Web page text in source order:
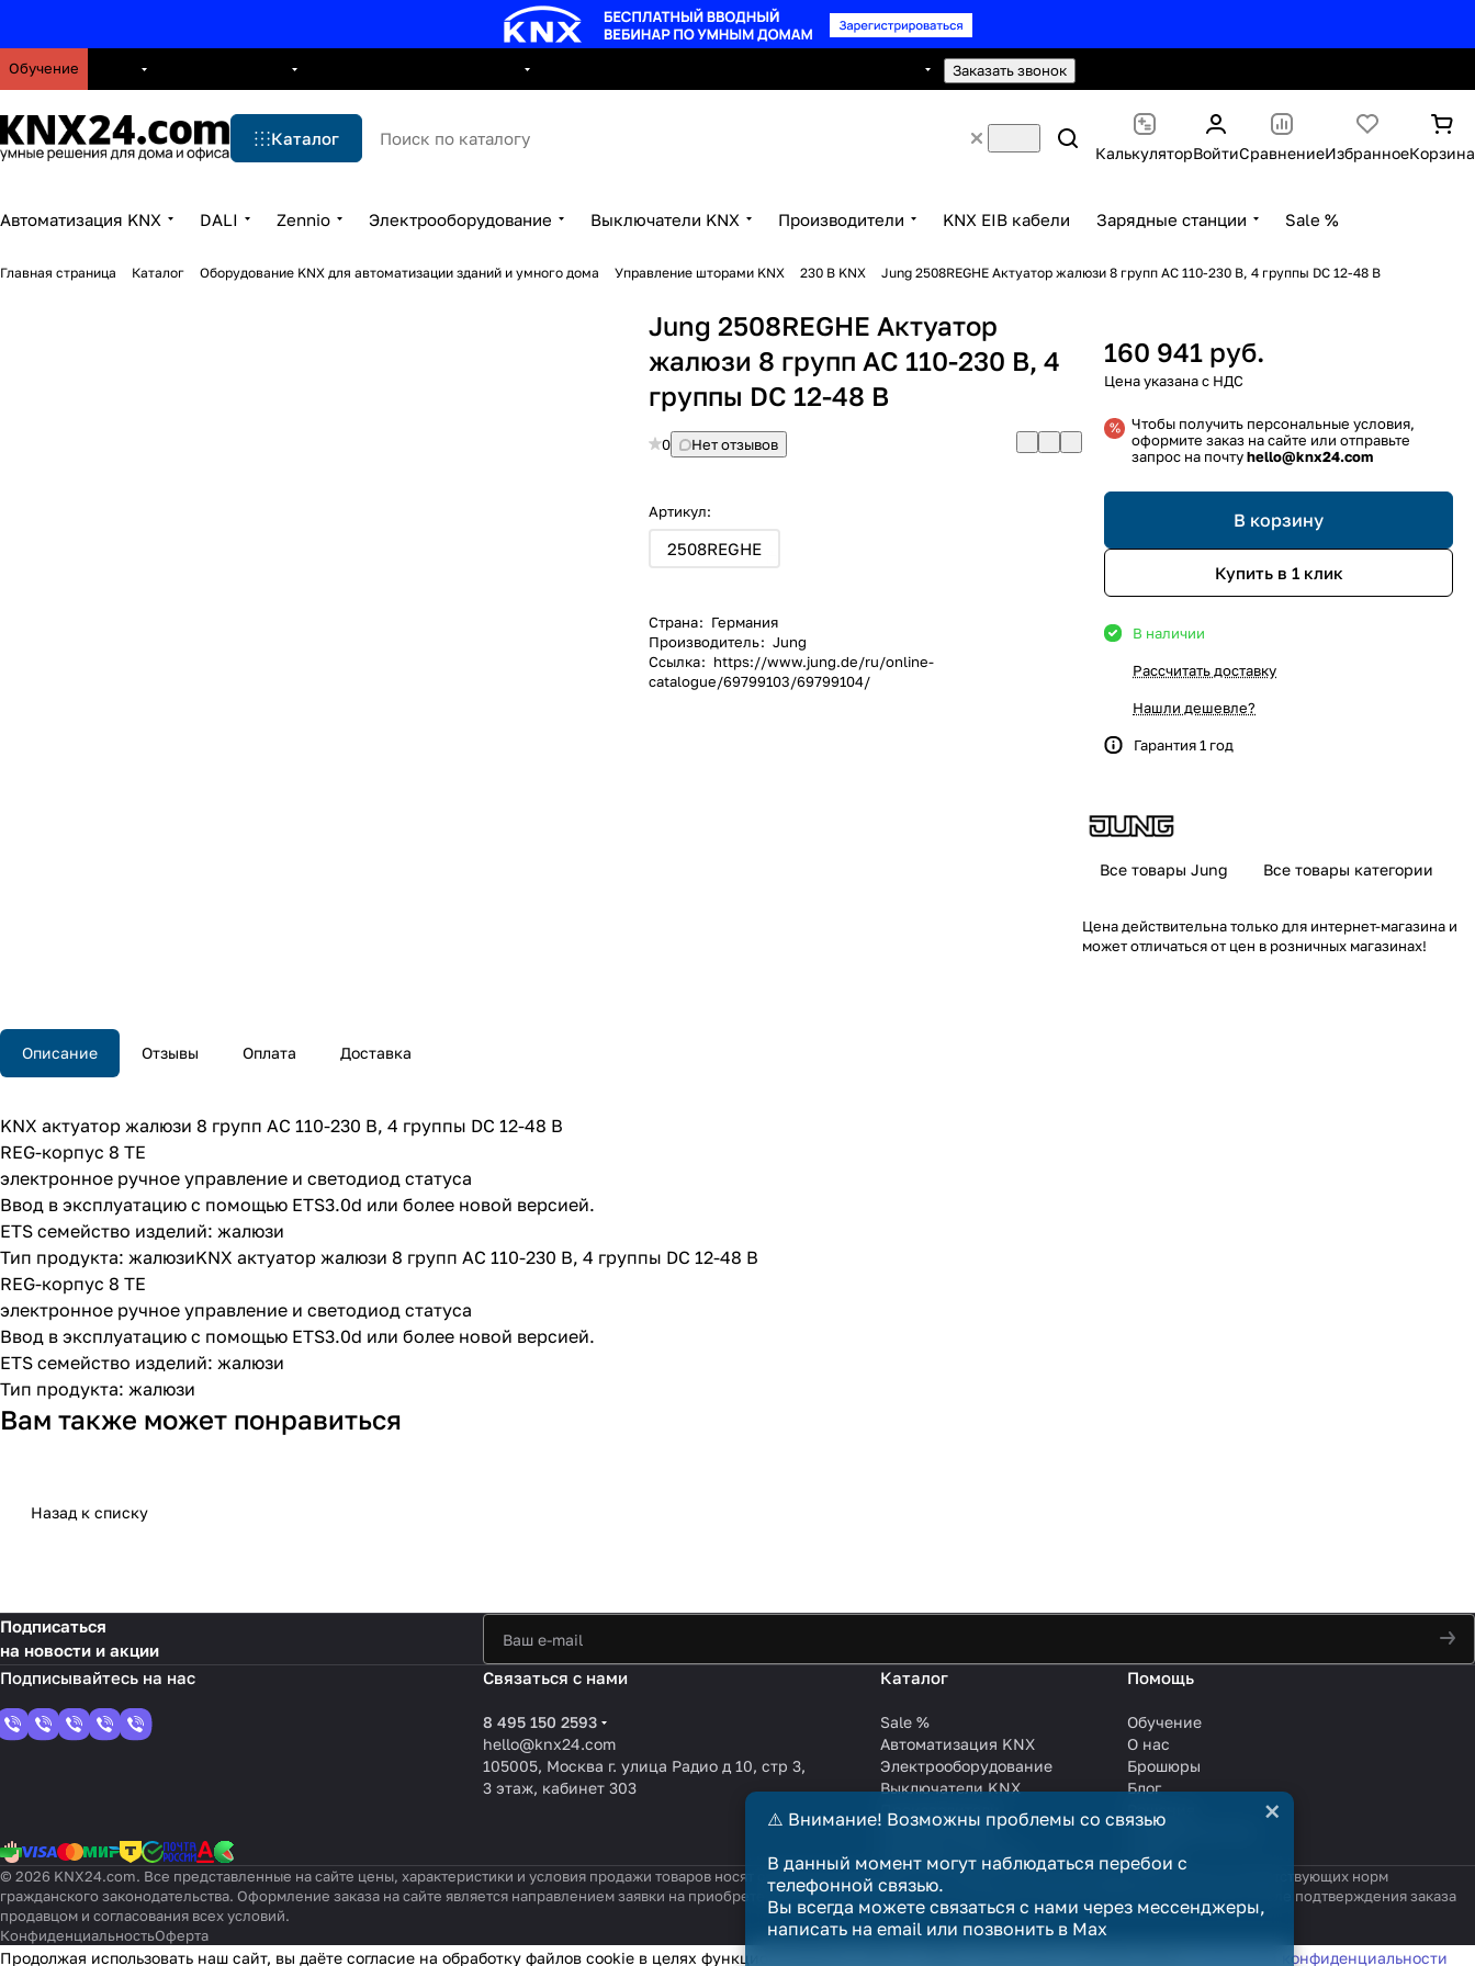
Обучение Заказать звонок
Каталог
КалькуляторВойтиСравнениеИзбранноеКорзина
Автоматизация KNX DALI Zennio Электрооборудование Выключатели KNX Производители KNX EIB кабели Зарядные станции Sale %
Главная страница Каталог Оборудование KNX для автоматизации зданий и умного дома Управление шторами KNX 230 В KNX Jung 2508REGHE Актуатор жалюзи 8 групп AC 110-230 В, 4 группы DC 12-48 В
Jung 2508REGHE Актуатор
жалюзи 8 групп AC 110-230 В, 4
группы DC 12-48 В
0 Нет отзывов
Артикул:
2508REGHE
Страна: Германия
Производитель: Jung
Ссылка: https://www.jung.de/ru/online-
catalogue/69799103/69799104/
160 941 руб.
Чтобы получить персональные условия,
оформите заказ на сайте или отправьте
запрос на почтуhello@knx24.com
В корзину
Купить в 1 клик
В наличии
Рассчитать доставку
Нашли дешевле?
Гарантия 1 год
Все товары Jung Все товары категории
Цена действительна только для интернет-магазина и
может отличаться от цен в розничных магазинах!
Описание Отзывы Оплата Доставка
KNX актуатор жалюзи 8 групп AC 110-230 В, 4 группы DC 12-48 В
REG-корпус 8 TE
электронное ручное управление и светодиод статуса
Ввод в эксплуатацию с помощью ETS3.0d или более новой версией.
ETS семейство изделий: жалюзи
Тип продукта: жалюзиKNX актуатор жалюзи 8 групп AC 110-230 В, 4 группы DC 12-48 В
REG-корпус 8 TE
электронное ручное управление и светодиод статуса
Ввод в эксплуатацию с помощью ETS3.0d или более новой версией.
ETS семейство изделий: жалюзи
Тип продукта: жалюзи
Вам также может понравиться
Назад к списку
Подписаться
на новости и акции
Связаться с нами
8 495 150 2593
hello@knx24.com
105005, Москва г. улица Радио д 10, стр 3,
3 этаж, кабинет 303
Каталог
Sale %
Автоматизация KNX
Электрооборудование
Выключатели KNX
Производители
KNX EIB кабели
Зарядные станции
Помощь
Обучение
О нас
Брошюры
Блог
Сотрудничество
Услуги
© 2026 KNX24.com. Все представленные на сайте цены, характеристики и условия продажи товаров носят справочный характер и не являются публичной офертой в смысле соответствующих норм
гражданского законодательства. Оформление заказа на сайте является направлением заявки на приобретение товара. Договор купли-продажи считается заключённым только после подтверждения заказа
продавцом и согласования всех условий.
КонфиденциальностьОферта
⚠️ Внимание! Возможны проблемы со связью
В данный момент могут наблюдаться перебои с
телефонной связью.
Вы всегда можете связаться с нами через мессенджеры,
написать на email или позвонить в Max
×
Продолжая использовать наш сайт, вы даёте согласие на обработку файлов cookie в целях функционирования сайта и сбора статистики в соответствии с политикой конфиденциальности